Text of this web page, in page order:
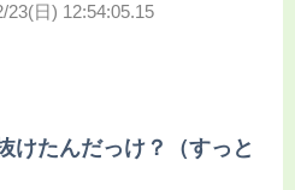
23(日) 12:54:05.15
けたんだっけ？（すっと